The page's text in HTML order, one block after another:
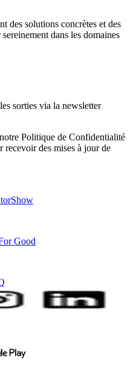
des solutions concrètes et des
dans les domaines
sorties via la newsletter
Politique de Confidentialité
recevoir des mises à jour de
Good